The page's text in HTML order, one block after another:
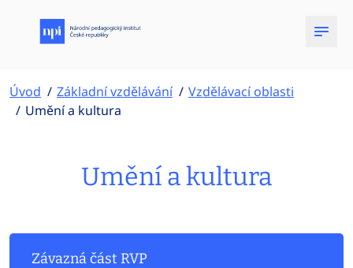
Úvod Základní vzdělávání
Vzdělávací oblasti
Umění a kultura
Umění a kultura
Závazná část RVP